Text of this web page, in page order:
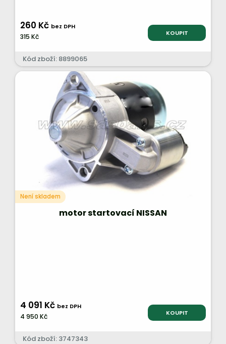
260 Kč bez DPH
315 Kč KOUPIT
Kód zboží: 8899065
Není skladem
motor startovací NISSAN
4 091 Kč bez DPH
4 950 Kč KOUPIT
Kód zboží: 3747343